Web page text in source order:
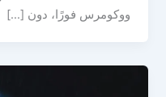
ووكومرس فورًا، دون […]